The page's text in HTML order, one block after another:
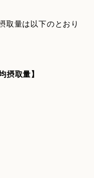
取量は以下のとおり
摂取量】